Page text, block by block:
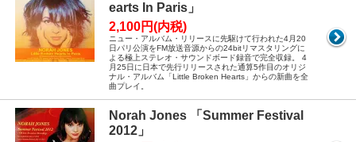
earts In Paris」
2,100円(内税)
ニュー・アルバム・リリースに先駆けて行われた4月20
日パリ公演をFM放送音源からの24bitリマスタリングに
よる極上ステレオ・サウンドボード録音で完全収録。 4
月25日に日本で先行リリースされた通算5作目のオリジ
ナル・アルバム「Little Broken Hearts」からの新曲を全
曲プレイ。
Norah Jones 「Summer Festival
2012」